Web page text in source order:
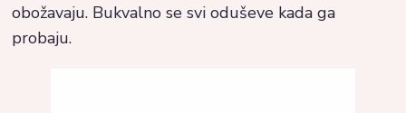
obožavaju. Bukvalno se svi oduševe kada ga
probaju.